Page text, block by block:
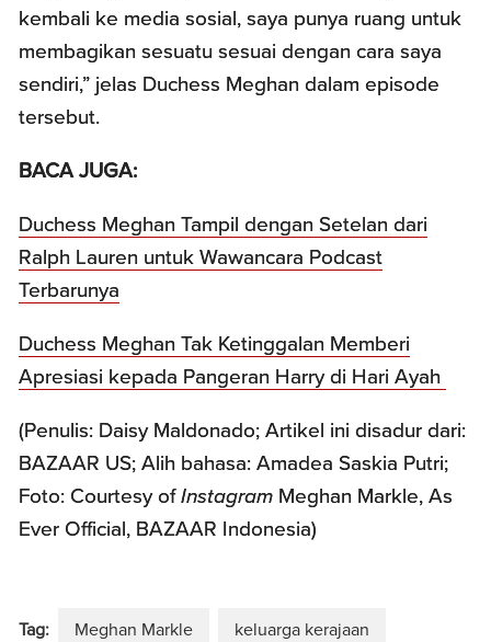
kembali ke media sosial, saya punya ruang untuk
membagikan sesuatu sesuai dengan cara saya
sendiri,” jelas Duchess Meghan dalam episode
tersebut.
BACA JUGA:
Duchess Meghan Tampil dengan Setelan dari
Ralph Lauren untuk Wawancara Podcast
Terbarunya
Duchess Meghan Tak Ketinggalan Memberi
Apresiasi kepada Pangeran Harry di Hari Ayah
(Penulis: Daisy Maldonado; Artikel ini disadur dari:
BAZAAR US; Alih bahasa: Amadea Saskia Putri;
Foto: Courtesy ofInstagram Meghan Markle, As
Ever Official, BAZAAR Indonesia)
Tag: Meghan Markle keluarga kerajaan